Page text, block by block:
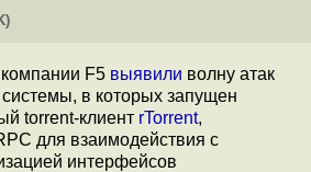
F5 выявили волну атак
системы, в которых запущен
torrent-клиент rTorrent,
для взаимодействия с
интерфейсов